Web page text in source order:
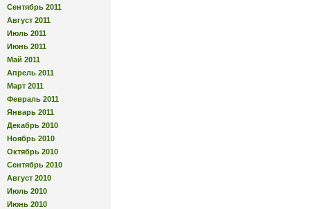
Сентябрь 2011
Август 2011
Июль 2011
Июнь 2011
Май 2011
Апрель 2011
Март 2011
Февраль 2011
Январь 2011
Декабрь 2010
Ноябрь 2010
Октябрь 2010
Сентябрь 2010
Август 2010
Июль 2010
Июнь 2010